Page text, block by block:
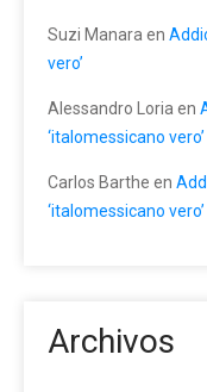
Suzi Manara en
vero’
Alessandro Loria en
‘italomessicano vero’
Carlos Barthe en
‘italomessicano vero’
Archivos